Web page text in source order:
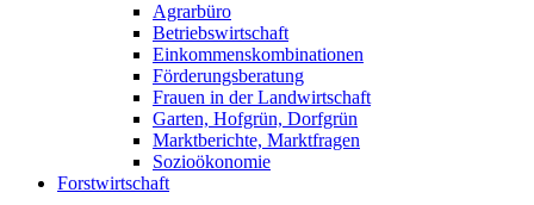
Agrarbüro
Betriebswirtschaft
Einkommenskombinationen
Förderungsberatung
Frauen in der Landwirtschaft
Garten, Hofgrün, Dorfgrün
Marktberichte, Marktfragen
Sozioökonomie
Forstwirtschaft